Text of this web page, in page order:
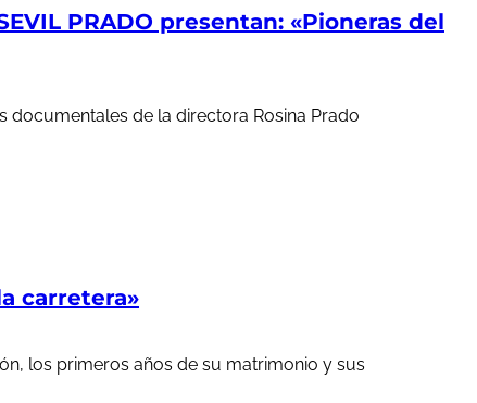
SEVIL PRADO presentan: «Pioneras del
documentales de la directora Rosina Prado
carretera»
los primeros años de su matrimonio y sus